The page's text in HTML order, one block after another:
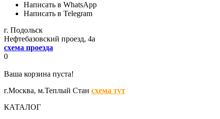
Написать в WhatsApp
Написать в Telegram
г. Подольск
Нефтебазовский проезд, 4а
схема проезда
0
Ваша корзина пуста!
г.Москва, м.Теплый Стан схема тут
КАТАЛОГ